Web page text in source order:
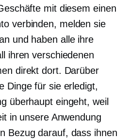
mit diesem einen
verbinden, melden sie
und haben alle ihre
ihren verschiedenen
direkt dort. Darüber
Dinge für sie erledigt,
überhaupt eingeht, weil
in unsere Anwendung
Bezug darauf, dass ihnen